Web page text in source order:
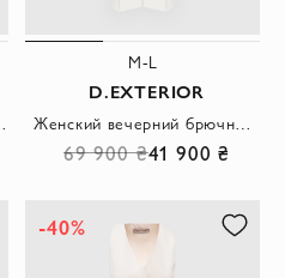
M-L
D.EXTERIOR
69 900 ₴41 900 ₴
-40%